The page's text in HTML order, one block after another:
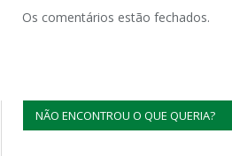
Os comentários estão fechados.
NÃO ENCONTROU O QUE QUERIA?